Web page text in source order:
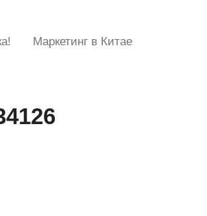
Маркетинг в Китае